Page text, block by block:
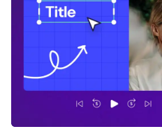
ログイン
無料で試す